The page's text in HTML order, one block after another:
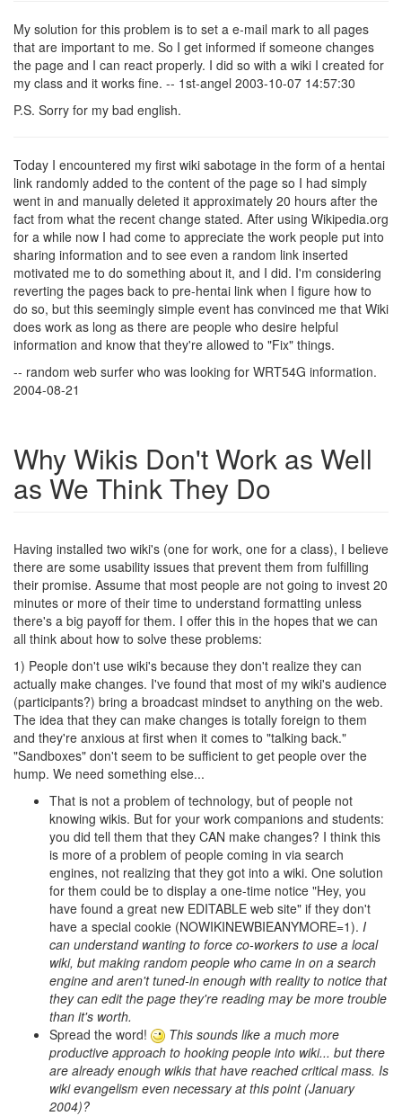
My solution for this problem is to set a e-mail mark to all pages
that are important to me. So I get informed if someone changes
the page and I can react properly. I did so with a wiki I created for
my class and it works fine. -- 1st-angel 2003-10-07 14:57:30
P.S. Sorry for my bad english.
Today I encountered my first wiki sabotage in the form of a hentai
link randomly added to the content of the page so I had simply
went in and manually deleted it approximately 20 hours after the
fact from what the recent change stated. After using Wikipedia.org
for a while now I had come to appreciate the work people put into
sharing information and to see even a random link inserted
motivated me to do something about it, and I did. I'm considering
reverting the pages back to pre-hentai link when I figure how to
do so, but this seemingly simple event has convinced me that Wiki
does work as long as there are people who desire helpful
information and know that they're allowed to "Fix" things.
-- random web surfer who was looking for WRT54G information.
2004-08-21
Why Wikis Don't Work as Well
as We Think They Do
Having installed two wiki's (one for work, one for a class), I believe
there are some usability issues that prevent them from fulfilling
their promise. Assume that most people are not going to invest 20
minutes or more of their time to understand formatting unless
there's a big payoff for them. I offer this in the hopes that we can
all think about how to solve these problems:
1) People don't use wiki's because they don't realize they can
actually make changes. I've found that most of my wiki's audience
(participants?) bring a broadcast mindset to anything on the web.
The idea that they can make changes is totally foreign to them
and they're anxious at first when it comes to "talking back."
"Sandboxes" don't seem to be sufficient to get people over the
hump. We need something else...
That is not a problem of technology, but of people not
knowing wikis. But for your work companions and students:
you did tell them that they CAN make changes? I think this
is more of a problem of people coming in via search
engines, not realizing that they got into a wiki. One solution
for them could be to display a one-time notice "Hey, you
have found a great new EDITABLE web site" if they don't
have a special cookie (NOWIKINEWBIEANYMORE=1). I
can understand wanting to force co-workers to use a local
wiki, but making random people who came in on a search
engine and aren't tuned-in enough with reality to notice that
they can edit the page they're reading may be more trouble
than it's worth.
Spread the word!
This sounds like a much more
productive approach to hooking people into wiki... but there
are already enough wikis that have reached critical mass. Is
wiki evangelism even necessary at this point (January
2004)?